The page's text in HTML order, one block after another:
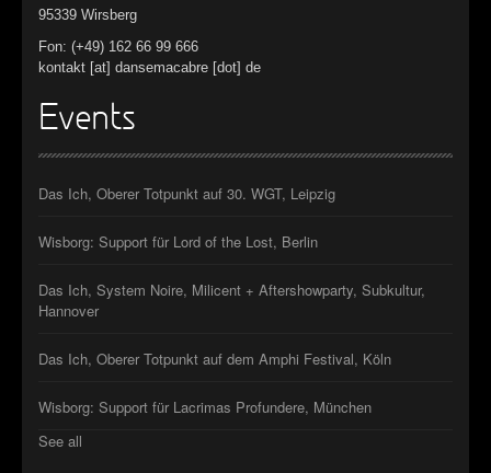
95339 Wirsberg
Fon: (+49) 162 66 99 666
kontakt [at] dansemacabre [dot] de
Events
Das Ich, Oberer Totpunkt auf 30. WGT, Leipzig
Wisborg: Support für Lord of the Lost, Berlin
Das Ich, System Noire, Milicent + Aftershowparty, Subkultur,
Hannover
Das Ich, Oberer Totpunkt auf dem Amphi Festival, Köln
Wisborg: Support für Lacrimas Profundere, München
See all